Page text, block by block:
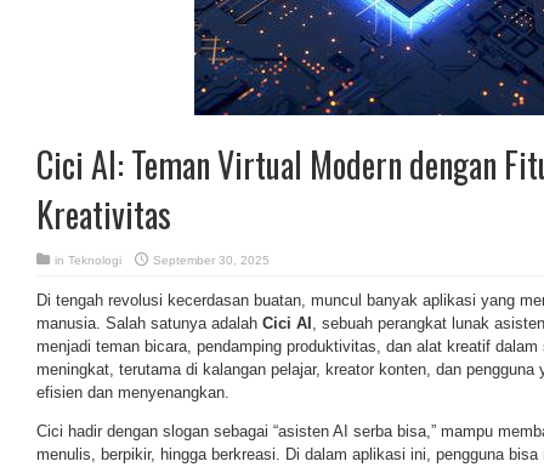
Cici AI: Teman Virtual Modern dengan
Kreativitas
in Teknologi September 30, 2025
Di tengah revolusi kecerdasan buatan, muncul banyak aplikasi yang
manusia. Salah satunya adalah Cici AI , sebuah perangkat lunak
menjadi teman bicara, pendamping produktivitas, dan alat kreatif
meningkat, terutama di kalangan pelajar, kreator konten, dan pengguna
efisien dan menyenangkan.
Cici hadir dengan slogan sebagai “asisten AI serba bisa,” mampu
menulis, berpikir, hingga berkreasi. Di dalam aplikasi ini, pengguna